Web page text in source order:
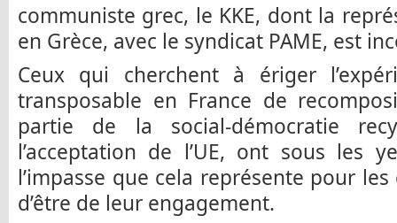
communiste grec, le KKE, dont la
en Grèce, avec le syndicat PAME, est
Ceux qui cherchent à ériger
transposable en France de
partie de la social-démocratie
l’acceptation de l’UE, ont sous les
l’impasse que cela représente pour
d’être de leur engagement.